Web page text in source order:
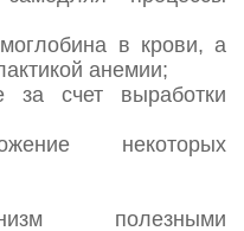
в крови, а
анемии;
за счет выработки
некоторых
полезными